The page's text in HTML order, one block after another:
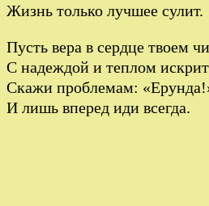
Жизнь только лучшее сулит.
Пусть вера в сердце твоем
С надеждой и теплом
Скажи проблемам:
И лишь вперед иди всегда.